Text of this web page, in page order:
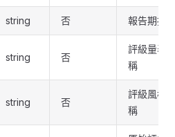
string 否 報告期描
string 否
評級量表
稱
string 否
評級風格
稱